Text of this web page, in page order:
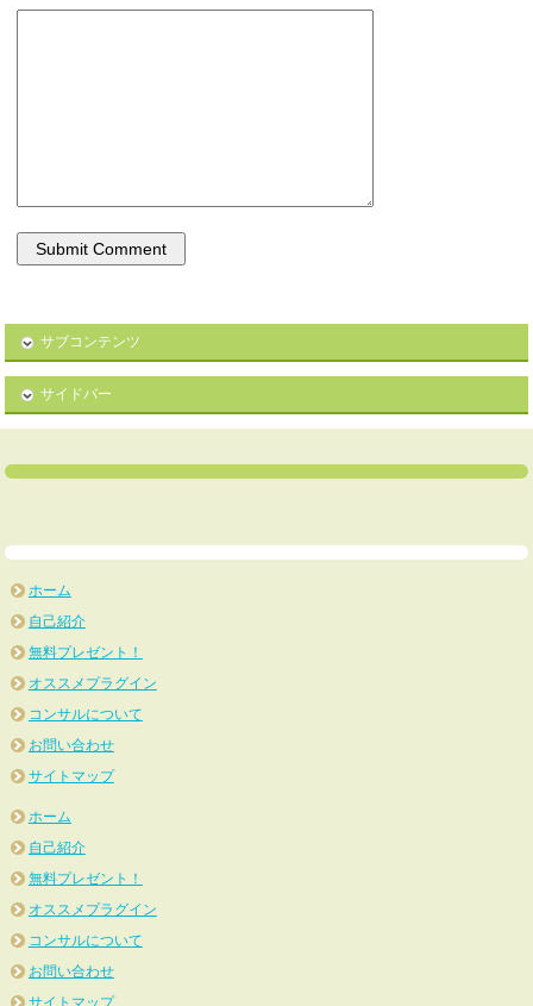
サブコンテンツ
サイドバー
ホーム
自己紹介
無料プレゼント！
オススメプラグイン
コンサルについて
お問い合わせ
サイトマップ
ホーム
自己紹介
無料プレゼント！
オススメプラグイン
コンサルについて
お問い合わせ